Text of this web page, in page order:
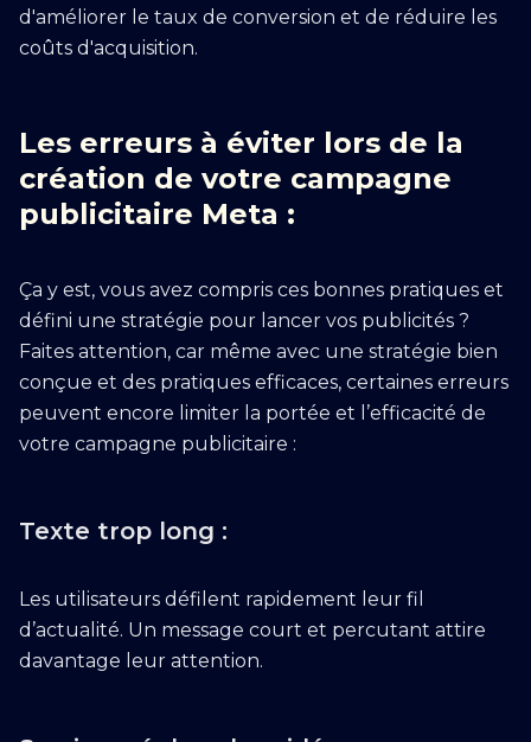
d'améliorer le taux de conversion et de réduire les
coûts d'acquisition.
Les erreurs à éviter lors de la
création de votre campagne
publicitaire Meta :
Ça y est, vous avez compris ces bonnes pratiques et
défini une stratégie pour lancer vos publicités ?
Faites attention, car même avec une stratégie bien
conçue et des pratiques efficaces, certaines erreurs
peuvent encore limiter la portée et l’efficacité de
votre campagne publicitaire :
Texte trop long :
Les utilisateurs défilent rapidement leur fil
d’actualité. Un message court et percutant attire
davantage leur attention.